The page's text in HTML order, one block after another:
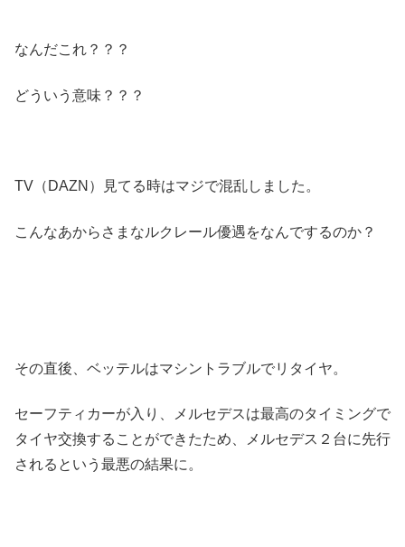
なんだこれ？？？
どういう意味？？？
TV（DAZN）見てる時はマジで混乱しました。
こんなあからさまなルクレール優遇をなんでするのか？
その直後、ベッテルはマシントラブルでリタイヤ。
セーフティカーが入り、メルセデスは最高のタイミングで
タイヤ交換することができたため、メルセデス２台に先行
されるという最悪の結果に。